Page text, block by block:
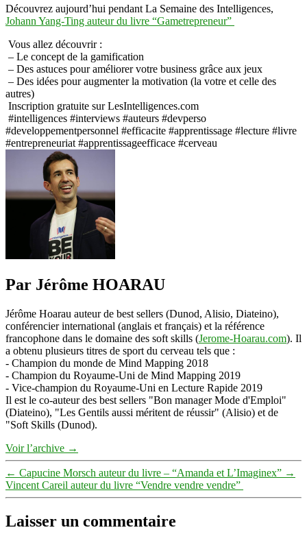
auteur
du
Découvrez aujourd’hui pendant La Semaine des Intelligences,
Johann Yang-Ting auteur du livre “Gametrepreneur” ⁠
Vous allez découvrir : ⁠
– Le concept de la gamification ⁠
– Des astuces pour améliorer votre business grâce aux jeux ⁠
– Des idées pour augmenter la motivation (la votre et celle des
autres) ⁠
Inscription gratuite sur LesIntelligences.com⁠
#intelligences #interviews #auteurs #devperso
#developpementpersonnel #efficacite #apprentissage #lecture #livre
#entrepreneuriat #apprentissageefficace #cerveau
Par Jérôme HOARAU
Jérôme Hoarau auteur de best sellers (Dunod, Alisio, Diateino),
conférencier international (anglais et français) et la référence
francophone dans le domaine des soft skills (Jerome-Hoarau.com). Il
a obtenu plusieurs titres de sport du cerveau tels que :
- Champion du monde de Mind Mapping 2018
- Champion du Royaume-Uni de Mind Mapping 2019
- Vice-champion du Royaume-Uni en Lecture Rapide 2019
Il est le co-auteur des best sellers "Bon manager Mode d'Emploi"
(Diateino), "Les Gentils aussi méritent de réussir" (Alisio) et de
"Soft Skills (Dunod).
Voir l’archive →
← Capucine Morsch auteur du livre – “Amanda et L’Imaginex”⁠ →
Vincent Careil auteur du livre “Vendre vendre vendre” ⁠
Laisser un commentaire